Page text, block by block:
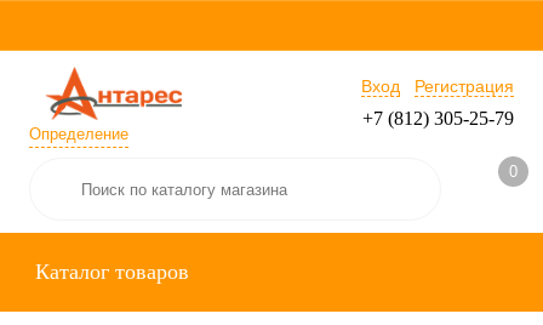
Определение
Вход Регистрация
+7 (812) 305-25-79
0
Каталог товаров